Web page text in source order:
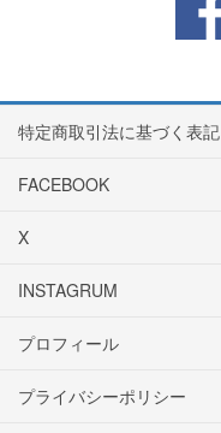
特定商取引法に基づく表記
FACEBOOK
X
INSTAGRUM
プロフィール
プライバシーポリシー